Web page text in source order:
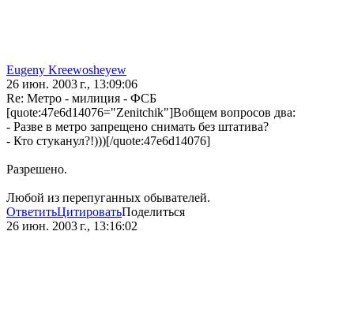
Eugeny Kreewosheyew
26 июн. 2003 г., 13:09:06
Re: Метро - милиция - ФСБ
[quote:47e6d14076="Zenitchik"]Вобщем вопросов два:
- Разве в метро запрещено снимать без штатива?
- Кто стуканул?!)))[/quote:47e6d14076]
Разрешено.
Любой из перепуганных обывателей.
ОтветитьЦитироватьПоделиться
26 июн. 2003 г., 13:16:02